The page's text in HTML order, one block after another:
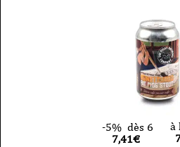
-5% dès 6
7,41€
à